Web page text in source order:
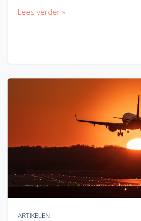
Lees verder »
ARTIKELEN